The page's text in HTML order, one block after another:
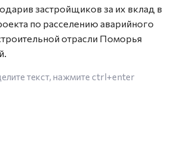
застройщиков за их вклад в
по расселению аварийного
отрасли Поморья
текст, нажмите ctrl+enter